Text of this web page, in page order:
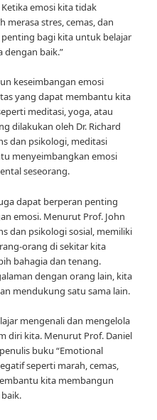
emosi kita tidak
merasa stres, cemas, dan
bagi kita untuk belajar
dengan baik.”
keseimbangan emosi
yang dapat membantu kita
meditasi, yoga, atau
dilakukan oleh Dr. Richard
dan psikologi, meditasi
menyeimbangkan emosi
seseorang.
dapat berperan penting
emosi. Menurut Prof. John
dan psikologi sosial, memiliki
orang di sekitar kita
bahagia dan tenang.
dengan orang lain, kita
mendukung satu sama lain.
mengenali dan mengelola
diri kita. Menurut Prof. Daniel
buku “Emotional
seperti marah, cemas,
kita membangun